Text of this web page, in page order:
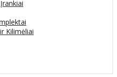
Kilimėliai